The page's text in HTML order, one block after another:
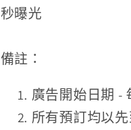
秒曝光
備註：
廣告開始日期 -
所有預訂均以